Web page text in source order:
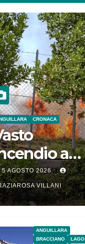
CRONACA
a
5 AGOSTO 2026
VILLANI
ANGUILLARA
BRACCIANO
LAGO